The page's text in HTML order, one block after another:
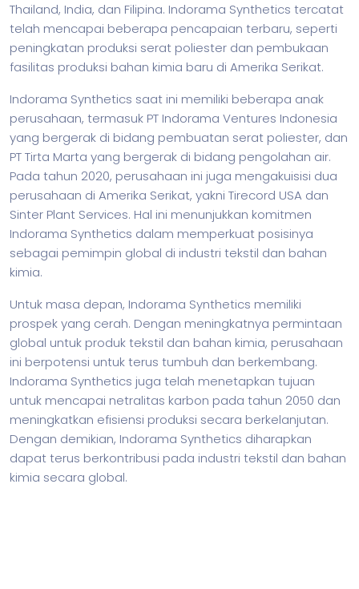
Thailand, India, dan Filipina. Indorama Synthetics tercatat
telah mencapai beberapa pencapaian terbaru, seperti
peningkatan produksi serat poliester dan pembukaan
fasilitas produksi bahan kimia baru di Amerika Serikat.
Indorama Synthetics saat ini memiliki beberapa anak
perusahaan, termasuk PT Indorama Ventures Indonesia
yang bergerak di bidang pembuatan serat poliester, dan
PT Tirta Marta yang bergerak di bidang pengolahan air.
Pada tahun 2020, perusahaan ini juga mengakuisisi dua
perusahaan di Amerika Serikat, yakni Tirecord USA dan
Sinter Plant Services. Hal ini menunjukkan komitmen
Indorama Synthetics dalam memperkuat posisinya
sebagai pemimpin global di industri tekstil dan bahan
kimia.
Untuk masa depan, Indorama Synthetics memiliki
prospek yang cerah. Dengan meningkatnya permintaan
global untuk produk tekstil dan bahan kimia, perusahaan
ini berpotensi untuk terus tumbuh dan berkembang.
Indorama Synthetics juga telah menetapkan tujuan
untuk mencapai netralitas karbon pada tahun 2050 dan
meningkatkan efisiensi produksi secara berkelanjutan.
Dengan demikian, Indorama Synthetics diharapkan
dapat terus berkontribusi pada industri tekstil dan bahan
kimia secara global.